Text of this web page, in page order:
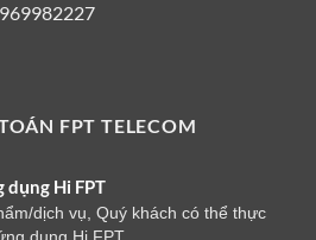
FPT TELECOM
Hi FPT
dịch vụ, Quý khách có thể thực